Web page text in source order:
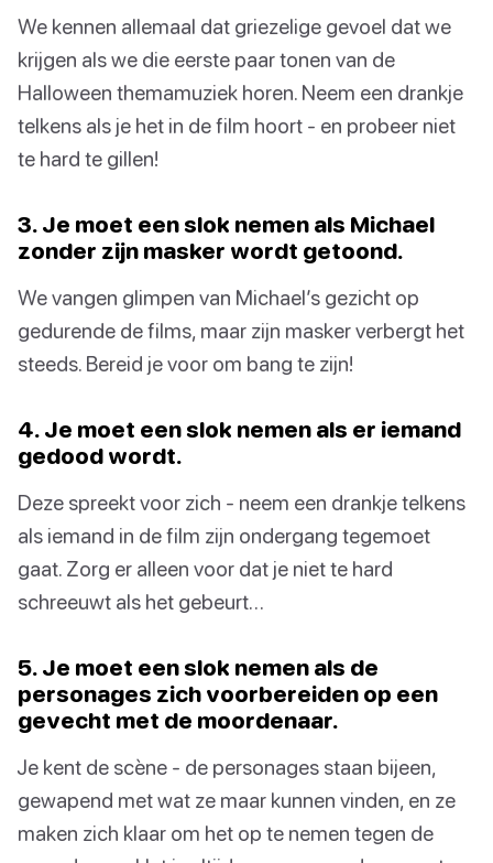
We kennen allemaal dat griezelige gevoel dat we
krijgen als we die eerste paar tonen van de
Halloween themamuziek horen. Neem een drankje
telkens als je het in de film hoort - en probeer niet
te hard te gillen!
3. Je moet een slok nemen als Michael
zonder zijn masker wordt getoond.
We vangen glimpen van Michael’s gezicht op
gedurende de films, maar zijn masker verbergt het
steeds. Bereid je voor om bang te zijn!
4. Je moet een slok nemen als er iemand
gedood wordt.
Deze spreekt voor zich - neem een drankje telkens
als iemand in de film zijn ondergang tegemoet
gaat. Zorg er alleen voor dat je niet te hard
schreeuwt als het gebeurt…
5. Je moet een slok nemen als de
personages zich voorbereiden op een
gevecht met de moordenaar.
Je kent de scène - de personages staan bijeen,
gewapend met wat ze maar kunnen vinden, en ze
maken zich klaar om het op te nemen tegen de